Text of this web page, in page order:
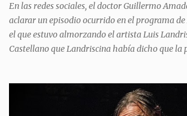
del aguará y pasa sin pagar. Por último, Tui, la
expuesta la mentira del aguará y arenga a los
personajes a unirse para enfrentarlo.
quitarle el disfraz de militar, y el aguará huye
una propuesta muy divertida con canciones en
En las redes sociales, el doctor Guillermo
aclarar un episodio ocurrido en el programa
el que estuvo almorzando el artista Luis
Castellano que Landriscina había dicho que la
servicio a la patria y debía ser sin
que "todos enmudecieron en la mesa, pero por